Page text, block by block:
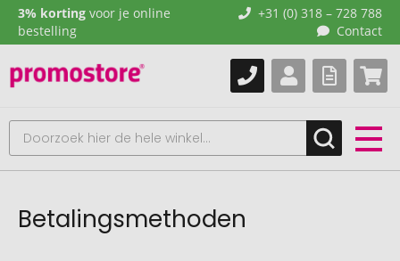
3% korting voor je online
bestelling
+31 (0) 318 – 728 788
Contact
Betalingsmethoden